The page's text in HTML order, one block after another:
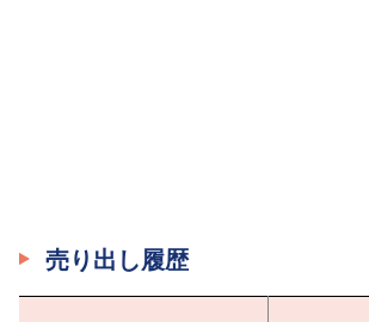
売り出し履歴